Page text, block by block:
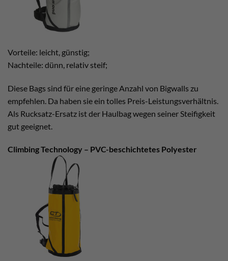
Vorteile: leicht, günstig;
Nachteile: dünn, relativ steif;
Diese Bags sind für eine geringe Anzahl von Bigwalls zu
empfehlen. Da haben sie ein tolles Preis-Leistungsverhältnis.
Als Rucksatz-Ersatz ist der Haulbag wegen seiner Steifigkeit
gut geeignet.
Climbing Technology – PVC-beschichtetes Polyester